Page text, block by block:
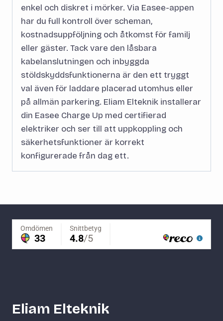
enkel och diskret i mörker. Via Easee-appen
har du full kontroll över scheman,
kostnadsuppföljning och åtkomst för familj
eller gäster. Tack vare den låsbara
kabelanslutningen och inbyggda
stöldskyddsfunktionerna är den ett tryggt
val även för laddare placerad utomhus eller
på allmän parkering. Eliam Elteknik installerar
din Easee Charge Up med certifierad
elektriker och ser till att uppkoppling och
säkerhetsfunktioner är korrekt
konfigurerade från dag ett.
Eliam Elteknik